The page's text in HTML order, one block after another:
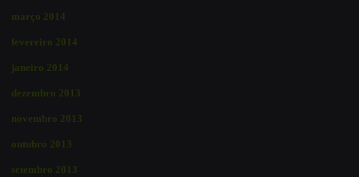
março 2014
fevereiro 2014
janeiro 2014
dezembro 2013
novembro 2013
outubro 2013
setembro 2013